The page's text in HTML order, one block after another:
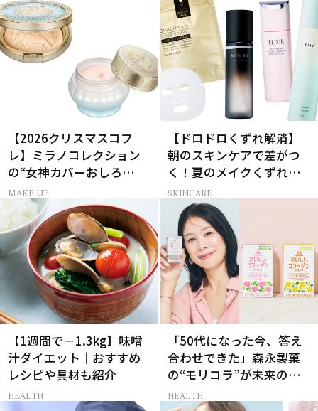
【2026クリスマスコフ
レ】ミラノコレクション
の“女神カバーおしろ
い”で主役に！
MAKE UP
【ドロドロくずれ解消】
朝のスキンケアで差がつ
く！夏のメイクくずれ防
止術
SKINCARE
【1週間で－1.3kg】味噌
汁ダイエット｜おすすめ
レシピや具材も紹介
HEALTH
「50代になった今、答え
合わせできた」森永製菓
の“モリコラ”が未来のキ
レイを連れてくる！
HEALTH